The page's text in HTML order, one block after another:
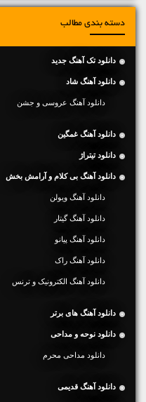
دسته بندی مطالب
دانلود تک آهنگ جدید
دانلود آهنگ شاد
دانلود آهنگ عروسی و جشن
دانلود آهنگ غمگین
دانلود تیتراژ
دانلود آهنگ بی کلام و آرامش بخش
دانلود آهنگ ویولن
دانلود آهنگ گیتار
دانلود آهنگ پیانو
دانلود آهنگ راک
دانلود آهنگ الکترونیک و ترنس
دانلود آهنگ های برتر
دانلود نوحه و مداحی
دانلود مداحی محرم
دانلود آهنگ قدیمی